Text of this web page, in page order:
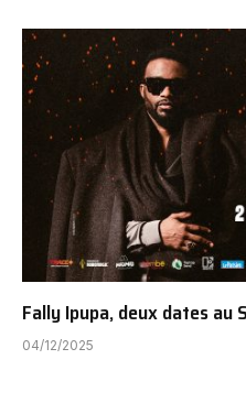
Fally Ipupa, deux dates au
04/12/2025